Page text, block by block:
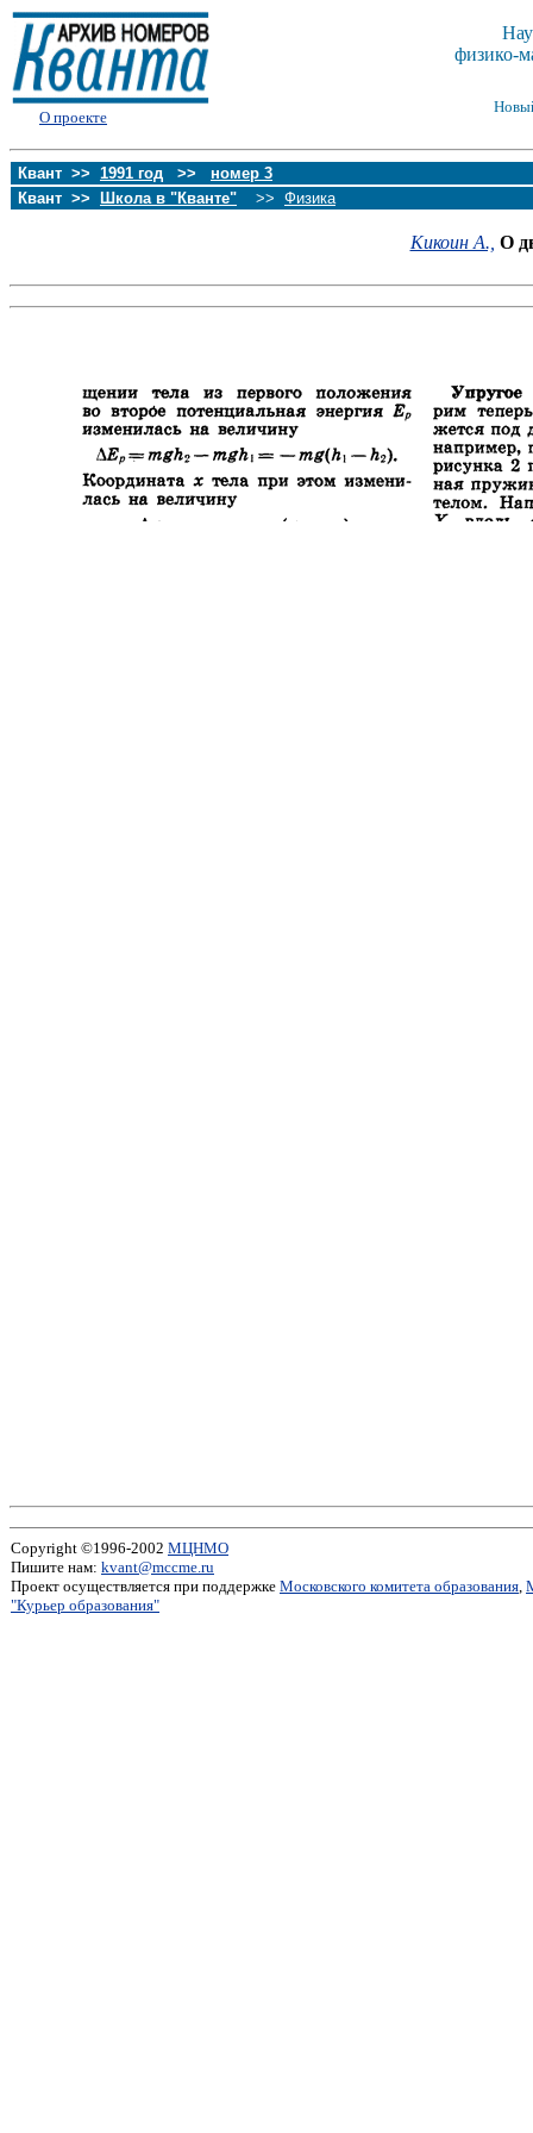
О проекте
физико-
Квант >> 1991 год >> номер 3
Квант >>
Школа в "Кванте" >> Физика
Кикоин А., О
Copyright ©1996-2002 МЦНМО
Пишите нам: kvant@mccme.ru
Проект осуществляется при поддержке Московского комитета образования,
"Курьер образования"